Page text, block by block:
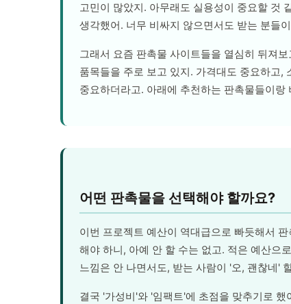
고민이 많았지. 아무래도 실용성이 중요할 것
생각했어. 너무 비싸지 않으면서도 받는 분들
그래서 요즘 판촉물 사이트들을 열심히 뒤져
품목들을 주로 보고 있지. 가격대도 중요하고,
중요하더라고. 아래에 추천하는 판촉물들이
어떤 판촉물을 선택해야 할까요?
이번 프로젝트 예산이 역대급으로 빠듯해서
해야 하니, 아예 안 할 수는 없고. 적은 예산으
느낌은 안 나면서도, 받는 사람이 '오, 괜찮네'
결국 '가성비'와 '임팩트'에 초점을 맞추기로